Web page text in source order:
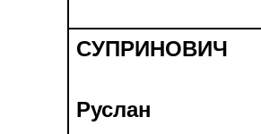
СУПРИНОВИЧ
Руслан